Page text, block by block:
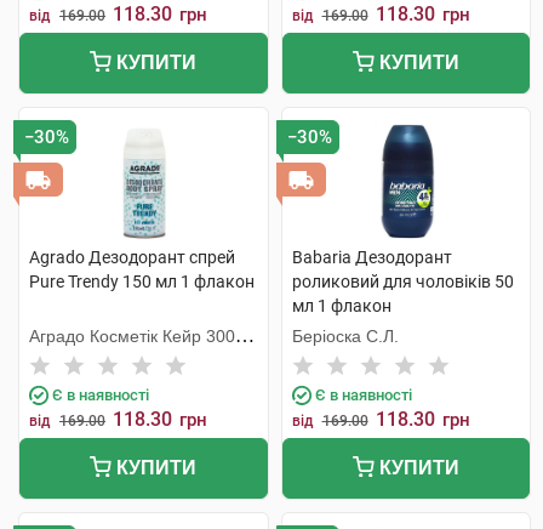
від 169.00 118.30 грн
КУПИТИ
від 169.00 118.30 грн
КУПИТИ
−30%
Agrado Дезодорант спрей
Pure Trendy 150 мл 1 флакон
Аградо Косметік Кейр 3000
С.Л.У.
Є в наявності
від 169.00 118.30 грн
КУПИТИ
−30%
Babaria Дезодорант
роликовий для чоловіків 50
мл 1 флакон
Беріоска С.Л.
Є в наявності
від 169.00 118.30 грн
КУПИТИ